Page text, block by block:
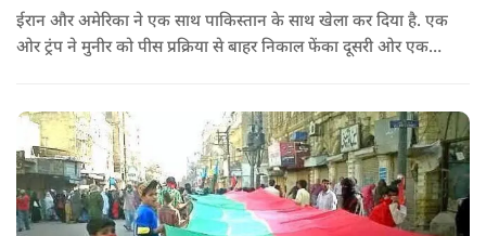
ईरान और अमेरिका ने एक साथ पाकिस्तान के साथ खेला कर दिया है. एक
ओर ट्रंप ने मुनीर को पीस प्रक्रिया से बाहर निकाल फेंका दूसरी ओर एक